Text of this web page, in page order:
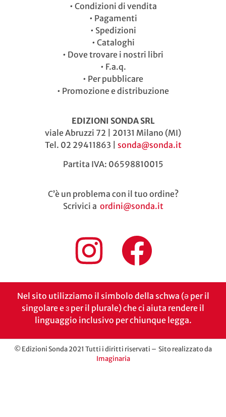
• Condizioni di vendita
• Pagamenti
• Spedizioni
• Cataloghi
• Dove trovare i nostri libri
• F.a.q.
• Per pubblicare
• Promozione e distribuzione
EDIZIONI SONDA SRL
viale Abruzzi 72 | 20131 Milano (MI)
Tel. 02 29411863 | sonda@sonda.it
Partita IVA: 06598810015
C’è un problema con il tuo ordine?
Scrivici a ordini@sonda.it
Nel sito utilizziamo il simbolo della schwa (ə per il
singolare e ɜ per il plurale) che ci aiuta rendere il
linguaggio inclusivo per chiunque legga.
© Edizioni Sonda 2021 Tutti i diritti riservati – Sito realizzato da
Imaginaria